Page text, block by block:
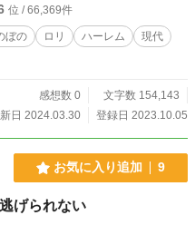
位 / 66,369件
ぼの ロリ ハーレム
現代
感想数 0
文字数 154,143
日 2024.03.30
登録日 2023.10.05
お気に入り追加 9
げられない